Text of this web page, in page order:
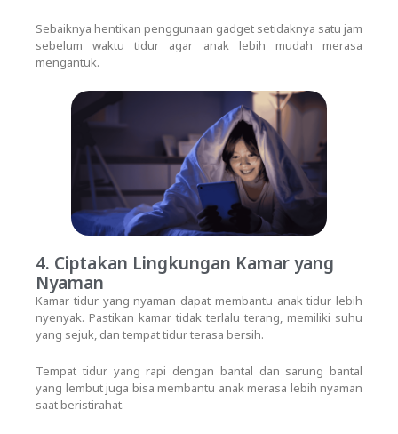
Sebaiknya hentikan penggunaan gadget setidaknya satu jam
sebelum waktu tidur agar anak lebih mudah merasa
mengantuk.
4. Ciptakan Lingkungan Kamar yang
Nyaman
Kamar tidur yang nyaman dapat membantu anak tidur lebih
nyenyak. Pastikan kamar tidak terlalu terang, memiliki suhu
yang sejuk, dan tempat tidur terasa bersih.
Tempat tidur yang rapi dengan bantal dan sarung bantal
yang lembut juga bisa membantu anak merasa lebih nyaman
saat beristirahat.